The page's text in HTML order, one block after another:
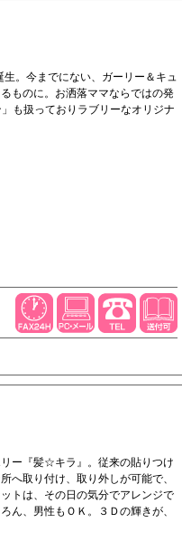
。今までにない、ガーリー＆キュ
ものに。お洒落ママならではの発
も扱っておりラブリーなオリジナ
ー『髪☆キラ』。従来の貼りつけ
へ取り付け、取り外しが可能で、
トは、その日の気分でアレンジで
ん、男性もＯＫ。３Ｄの輝きが、